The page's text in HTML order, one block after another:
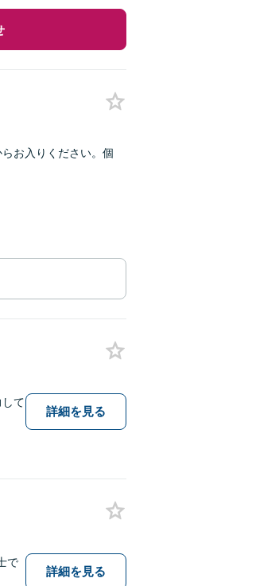
お入りください。個
て
詳細を見る
で
詳細を見る